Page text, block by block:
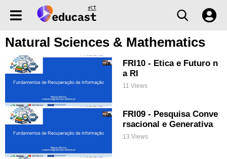
Natural Sciences & Mathematics
FRI10 - Etica e Futuro n
a RI
11 Views
FRI09 - Pesquisa Conve
rsacional e Generativa
13 Views